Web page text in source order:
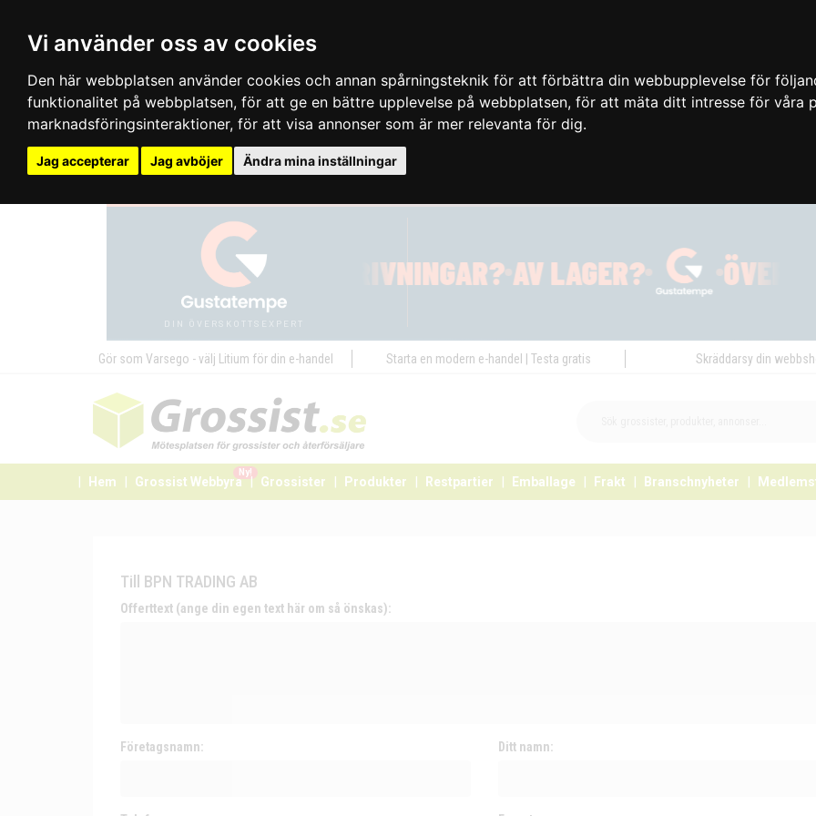
Vi använder oss av cookies
Den här webbplatsen använder cookies och annan spårningsteknik för att förbättra din webbupplevelse för
funktionalitet på webbplatsen, för att ge en bättre upplevelse på webbplatsen, för att mäta ditt intresse för våra
marknadsföringsinteraktioner, för att visa annonser som är mer relevanta för dig.
Jag accepterar Jag avböjer Ändra mina inställningar
Gör som Varsego - välj Litium för din e-handel Starta en modern e-handel | Testa gratis Skräddarsy din
Hem Grossist Webbyrå
Ny!
Grossister Produkter Restpartier Emballage Frakt Branschnyheter
Till BPN TRADING AB
Offerttext (ange din egen text här om så önskas):
Företagsnamn: Ditt namn: